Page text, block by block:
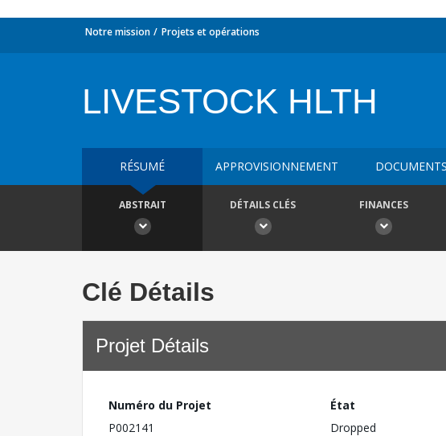
Notre mission Projets et opérations
LIVESTOCK HLTH
RÉSUMÉ APPROVISIONNEMENT DOCUMENTS
ABSTRAIT DÉTAILS CLÉS FINANCES
Clé Détails
Projet Détails
Numéro du Projet
P002141
État
Dropped